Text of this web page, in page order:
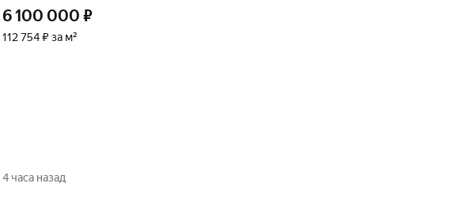
6 100 000 ₽
112 754 ₽ за м²
4 часа назад